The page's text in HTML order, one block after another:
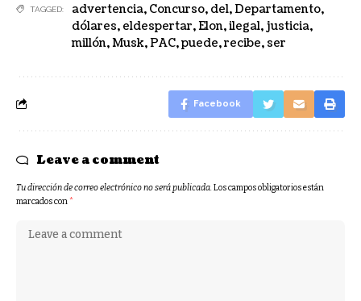
TAGGED: advertencia, Concurso, del,Departamento,
dólares, eldespertar,Elon,ilegal, justicia,
millón,Musk,PAC,puede,recibe, ser
Facebook
Leave a comment
Tu dirección de correo electrónico no será publicada.Los campos obligatorios están
marcados con*